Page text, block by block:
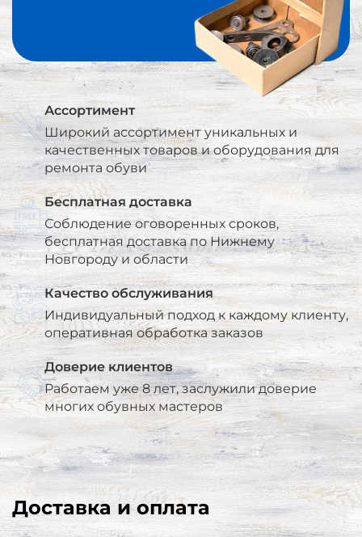
Ассортимент
Широкий ассортимент уникальных и
качественных товаров и оборудования для
ремонта обуви
Бесплатная доставка
Соблюдение оговоренных сроков,
бесплатная доставка по Нижнему
Новгороду и области
Качество обслуживания
Индивидуальный подход к каждому клиенту,
оперативная обработка заказов
Доверие клиентов
Работаем уже 8 лет, заслужили доверие
многих обувных мастеров
Доставка и оплата